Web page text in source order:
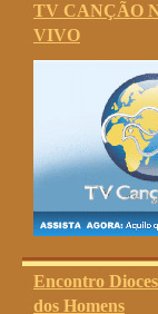
TV CANÇÃO
VIVO
Encontro
dos Homens